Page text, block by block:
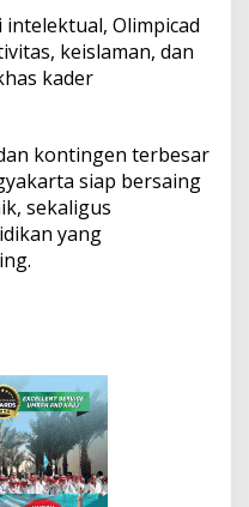
Olimpicad
keislaman, dan
kader
kontingen terbesar
siap bersaing
sekaligus
yang